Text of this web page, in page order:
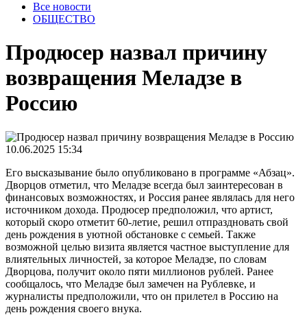
Все новости
ОБЩЕСТВО
Продюсер назвал причину
возвращения Меладзе в
Россию
10.06.2025 15:34
Его высказывание было опубликовано в программе «Абзац».
Дворцов отметил, что Меладзе всегда был заинтересован в
финансовых возможностях, и Россия ранее являлась для него
источником дохода. Продюсер предположил, что артист,
который скоро отметит 60-летие, решил отпраздновать свой
день рождения в уютной обстановке с семьей. Также
возможной целью визита является частное выступление для
влиятельных личностей, за которое Меладзе, по словам
Дворцова, получит около пяти миллионов рублей. Ранее
сообщалось, что Меладзе был замечен на Рублевке, и
журналисты предположили, что он прилетел в Россию на
день рождения своего внука.